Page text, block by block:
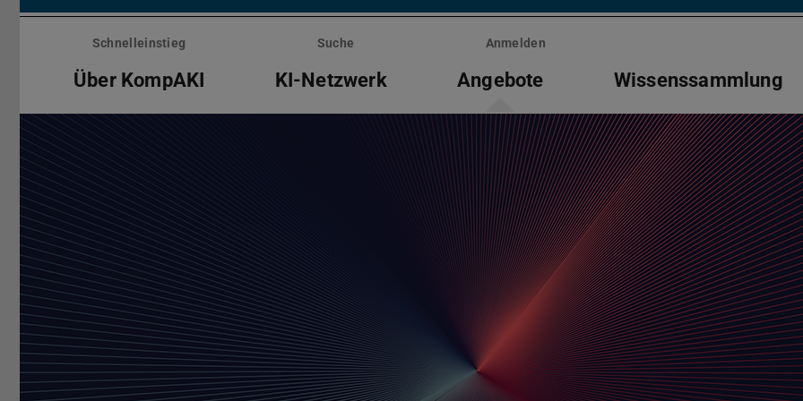
Menü
überspringenSchnelleinstieg Suche Anmelden
Über KompAKI KI-Netzwerk Angebote Wissenssammlung